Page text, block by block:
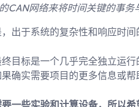
CAN网络来将时间关键的事务
出于系统的复杂性和响应时
目标是一个几乎完全独立运
确实需要项目的更多信息或